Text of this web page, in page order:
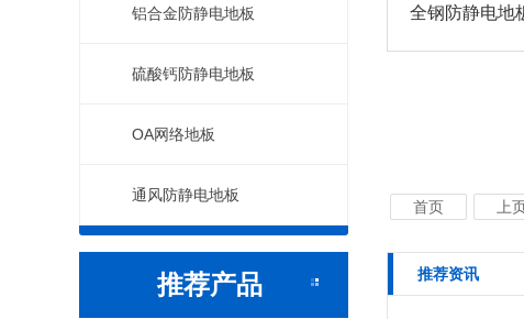
铝合金防静电地板
硫酸钙防静电地板
OA网络地板
通风防静电地板
推荐产品
全钢防静电地
首页 上
推荐资讯